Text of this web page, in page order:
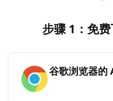
步骤 1：免
谷歌浏览器的